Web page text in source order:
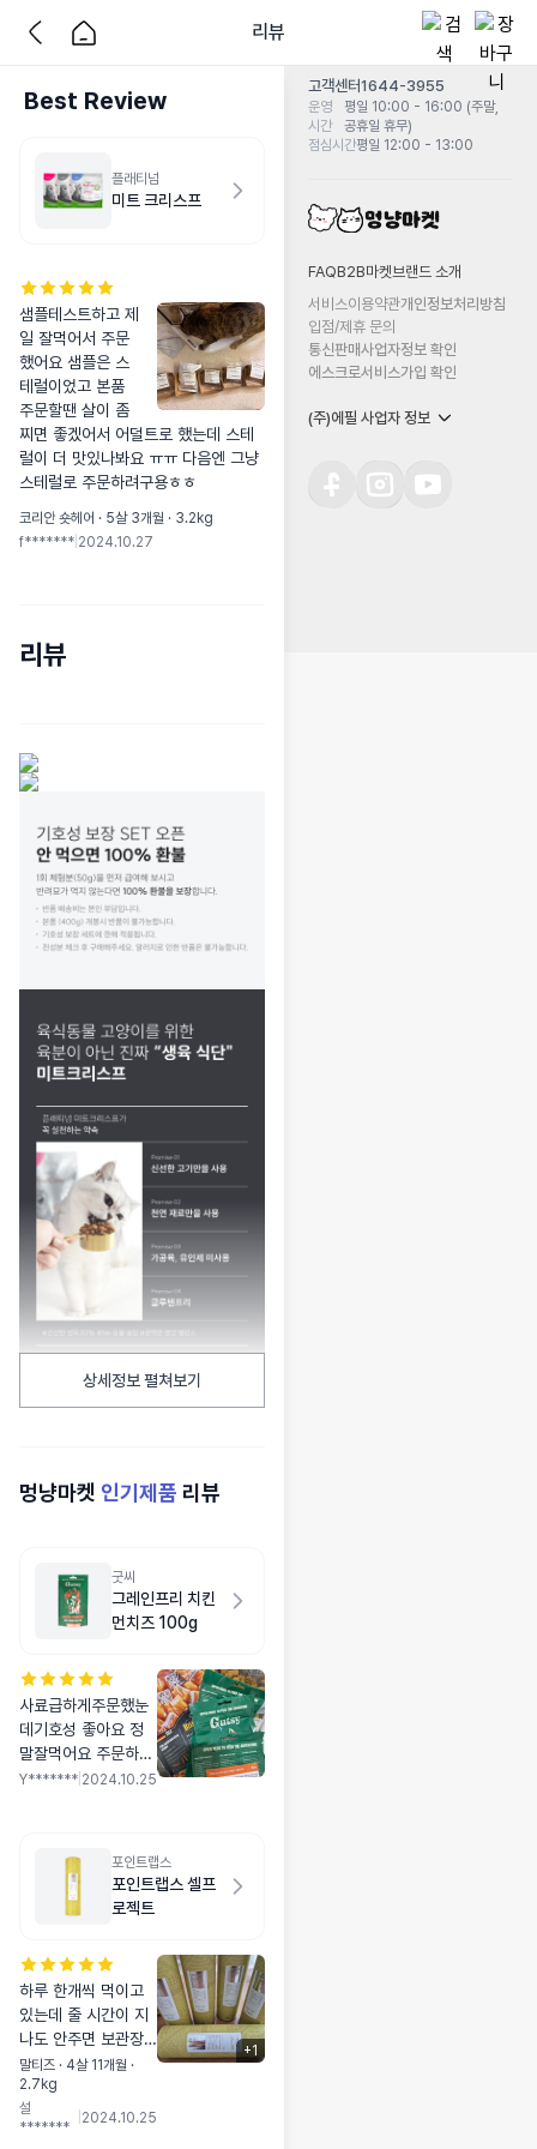
리뷰
Best Review
플래티넘
미트 크리스프
샘플테스트하고 제
일 잘먹어서 주문
했어요 샘플은 스
테럴이었고 본품
주문할땐 살이 좀
찌면 좋겠어서 어덜트로 했는데 스테
럴이 더 맛있나봐요 ㅠㅠ 다음엔 그냥
스테럴로 주문하려구용ㅎㅎ
코리안 숏헤어 · 5살 3개월 · 3.2kg
f******* 2024.10.27
리뷰
상세정보 펼쳐보기
멍냥마켓 인기제품 리뷰
굿씨
그레인프리 치킨
먼치즈 100g
사료급하게주문했눈
데기호성 좋아요 정
말잘먹어요 주문하고
바로다음날 배송출발
Y******* 2024.10.25
포인트랩스
포인트랩스 셀프
로젝트
하루 한개씩 먹이고
있는데 줄 시간이 지
나도 안주면 보관장
소가서 달라고 짖어
요. ㅋㅋ 그만큼 너무
잘 머코 있어서 또 구
말티즈 · 4살 11개월 ·
2.7kg
설
*******
2024.10.25
+1
고객센터1644-3955
운영
시간
평일 10:00 - 16:00 (주말,
공휴일 휴무)
점심시간평일 12:00 - 13:00
FAQB2B마켓 브랜드 소개
서비스이용약관개인정보처리방침
입점/제휴 문의
통신판매사업자정보 확인
에스크로서비스가입 확인
(주)에필 사업자 정보